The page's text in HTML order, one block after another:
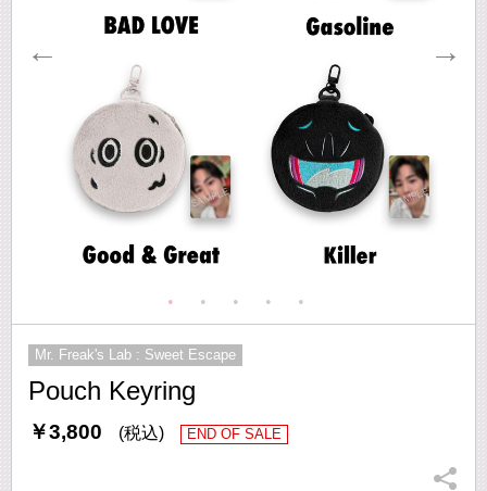
Pouch Keyring
￥3,800 (税込) END OF SALE
Mr. Freak's Lab : Sweet Escape